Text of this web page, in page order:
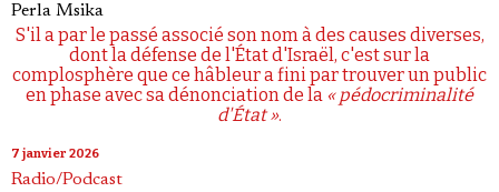
Perla Msika
S'il a par le passé associé son nom à des causes diverses,
dont la défense de l'État d'Israël, c'est sur la
complosphère que ce hâbleur a fini par trouver un public
en phase avec sa dénonciation de la « pédocriminalité
d'État ».
7 janvier 2026
Radio/Podcast